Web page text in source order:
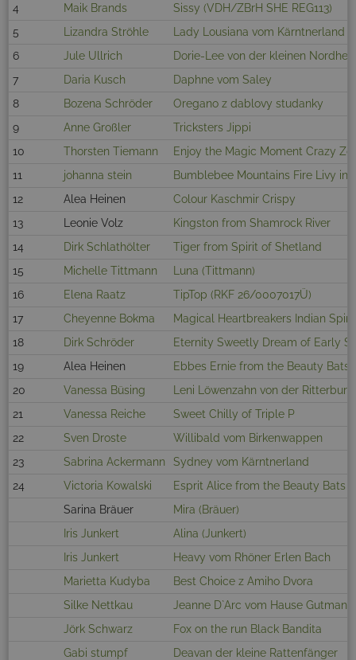
4
Maik Brands
Sissy (VDH/ZBrH SHE REG113)
5
Lizandra Ströhle
Lady Lousiana vom Kärntnerland
6
Jule Ullrich
Dorie-Lee von der kleinen
7
Daria Kusch
Daphne vom Saley
8
Bozena Schröder
Oregano z dablovy studanky
9
Anne Großler
Tricksters Jippi
10
Thorsten Tiemann
Enjoy the Magic Moment Crazy
11
johanna stein
Bumblebee Mountains Fire Livy in
12
Alea Heinen
Colour Kaschmir Crispy
13
Leonie Volz
Kingston from Shamrock River
14
Dirk Schlathölter
Tiger from Spirit of Shetland
15
Michelle Tittmann
Luna (Tittmann)
16
Elena Raatz
TipTop (RKF 26/0007017Ü)
17
Cheyenne Bokma
Magical Heartbreakers Indian Spirit
18
Dirk Schröder
Eternity Sweetly Dream of Early
19
Alea Heinen
Ebbes Ernie from the Beauty Bats
20
Vanessa Büsing
Leni Löwenzahn von der Ritterburg
21
Vanessa Reiche
Sweet Chilly of Triple P
22
Sven Droste
Willibald vom Birkenwappen
23
Sabrina Ackermann
Sydney vom Kärntnerland
24
Victoria Kowalski
Esprit Alice from the Beauty Bats
Sarina Bräuer
Mira (Bräuer)
Iris Junkert
Alina (Junkert)
Iris Junkert
Heavy vom Rhöner Erlen Bach
Marietta Kudyba
Best Choice z Amiho Dvora
Silke Nettkau
Jeanne D`Arc vom Hause Gutmann
Jörk Schwarz
Fox on the run Black Bandita
Gabi stumpf
Deavan der kleine Rattenfänger